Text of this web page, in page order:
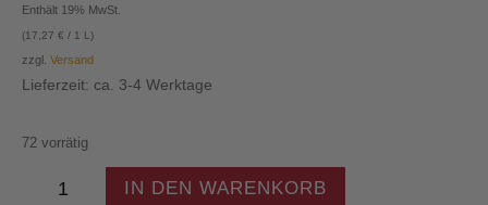
Enthält 19% MwSt.
(17,27 € / 1 L)
zzgl. Versand
Lieferzeit: ca. 3-4 Werktage
72 vorrätig
IN DEN WARENKORB